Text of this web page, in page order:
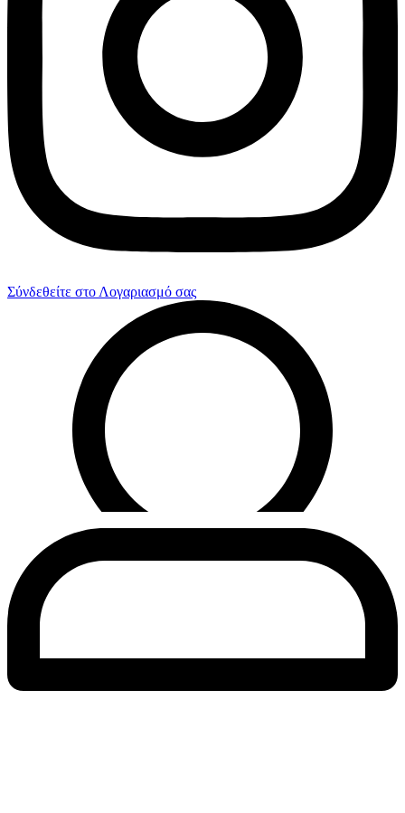
Σύνδεθείτε στο Λογαριασμό σας